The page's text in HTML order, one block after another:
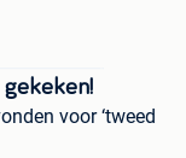
voor ‘tweed